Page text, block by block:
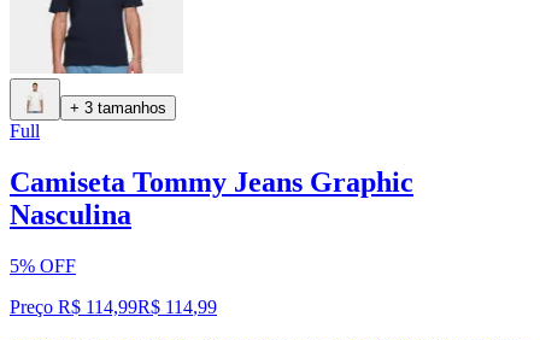
+ 3 tamanhos
Full
Camiseta Tommy Jeans Graphic
Nasculina
5% OFF
Preço R$ 114,99R$ 114,99